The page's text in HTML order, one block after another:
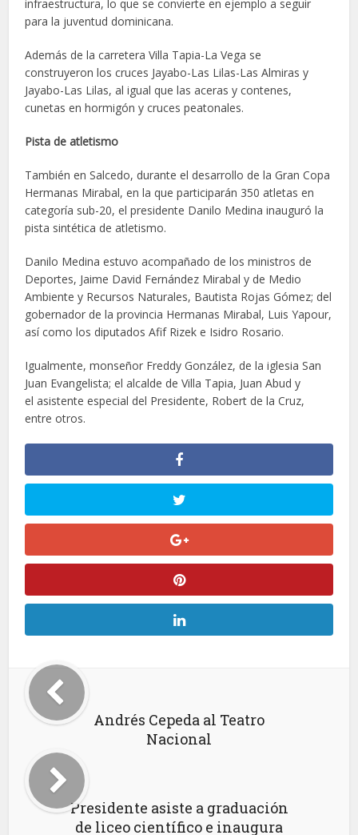
infraestructura, lo que se convierte en ejemplo a seguir
para la juventud dominicana.
Además de la carretera Villa Tapia-La Vega se
construyeron los cruces Jayabo-Las Lilas-Las Almiras y
Jayabo-Las Lilas, al igual que las aceras y contenes,
cunetas en hormigón y cruces peatonales.
Pista de atletismo
También en Salcedo, durante el desarrollo de la Gran Copa
Hermanas Mirabal, en la que participarán 350 atletas en
categoría sub-20, el presidente Danilo Medina inauguró la
pista sintética de atletismo.
Danilo Medina estuvo acompañado de los ministros de
Deportes, Jaime David Fernández Mirabal y de Medio
Ambiente y Recursos Naturales, Bautista Rojas Gómez; del
gobernador de la provincia Hermanas Mirabal, Luis Yapour,
así como los diputados Afif Rizek e Isidro Rosario.
Igualmente, monseñor Freddy González, de la iglesia San
Juan Evangelista; el alcalde de Villa Tapia, Juan Abud y
el asistente especial del Presidente, Robert de la Cruz,
entre otros.
Andrés Cepeda al Teatro
Nacional
Presidente asiste a graduación
de liceo científico e inaugura